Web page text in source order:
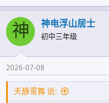
神 神电浮山居士
初中三年级
2026-07-08
天静雪舞 说: